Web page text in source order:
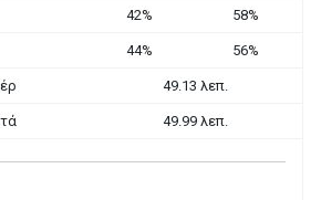
42% 58%
44% 56%
49.13 λεπ.
49.99 λεπ.